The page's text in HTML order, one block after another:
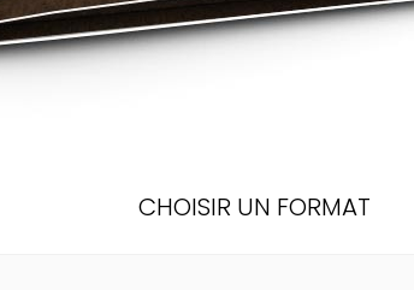
CHOISIR UN FORMAT